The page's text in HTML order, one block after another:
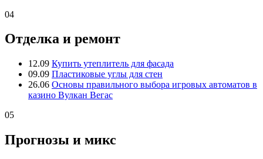
04
Отделка и ремонт
12.09 Купить утеплитель для фасада
09.09 Пластиковые углы для стен
26.06 Основы правильного выбора игровых автоматов в
казино Вулкан Вегас
05
Прогнозы и микс